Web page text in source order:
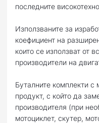
последните
Използваните за
коефициент на
които се използват от
производители на
Буталните комплекти с
продукт, с който да
производителя (при
мотоциклет, скутер,